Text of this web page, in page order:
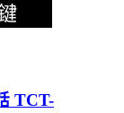
TCT-